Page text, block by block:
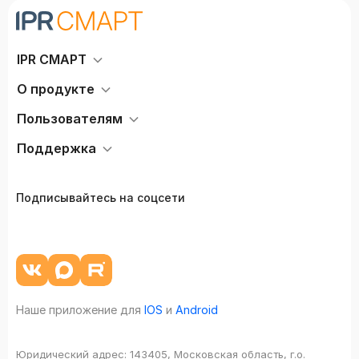
IPR СМАРТ
О продукте
Пользователям
Поддержка
Подписывайтесь на соцсети
Наше приложение для IOS и Android
Юридический адрес: 143405, Московская область, г.о.